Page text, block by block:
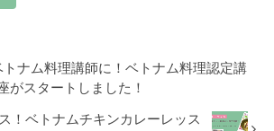
トナム料理講師に！ベトナム料理認定講
がスタートしました！
！ベトナムチキンカレーレッス